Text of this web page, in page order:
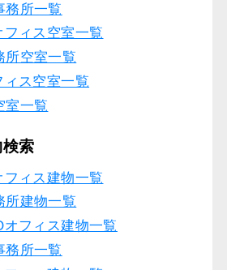
務所一覧
ィス空室一覧
所空室一覧
ス空室一覧
室一覧
索
ィス建物一覧
所建物一覧
フィス建物一覧
務所一覧